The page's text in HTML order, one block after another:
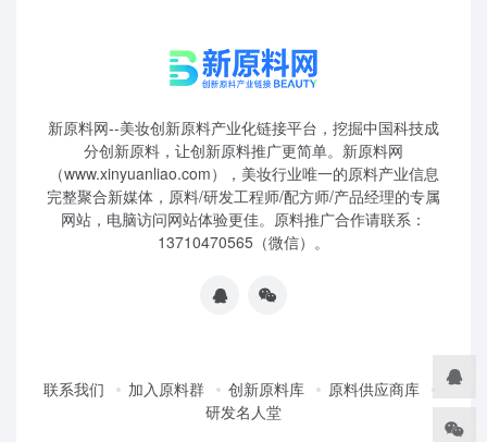
新原料网--美妆创新原料产业化链接平台，挖掘中国科技成
分创新原料，让创新原料推广更简单。新原料网
（www.xinyuanliao.com），美妆行业唯一的原料产业信息
完整聚合新媒体，原料/研发工程师/配方师/产品经理的专属
网站，电脑访问网站体验更佳。原料推广合作请联系：
13710470565（微信）。
联系我们 加入原料群 创新原料库
原料供应商库
研发名人堂